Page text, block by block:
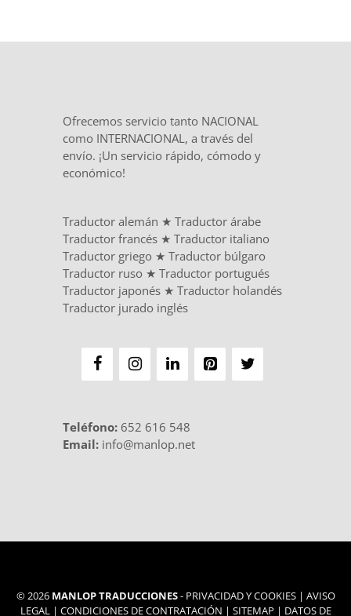
Ofrecemos servicio tanto NACIONAL
como INTERNACIONAL, a través del
envío. ¡Un servicio rápido, cómodo y
económico!
Traductor alemán ★ Traductor árabe
Traductor francés ★ Traductor italiano
Traductor griego ★ Traductor búlgaro
Traductor ruso ★ Traductor portugués
Traductor japonés ★ Traductor holandés
Traductor jurado inglés
Teléfono: 652 616 548
Email: info@manlop.net
© 2026 MANLOP TRADUCCIONES- PRIVACIDAD Y COOKIES| AVISO
LEGAL| CONDICIONES DE CONTRATACIÓN | SITEMAP | DATOS DE